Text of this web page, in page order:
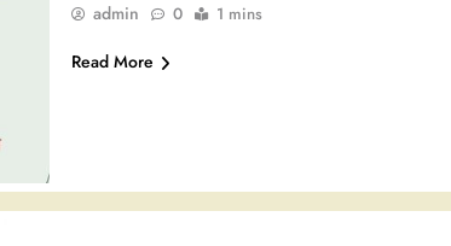
admin 0 1 mins
Read More